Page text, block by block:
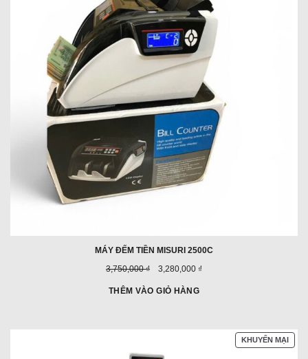
MÁY ĐẾM TIỀN MISURI 2500C
Giá
trước
3,750,000 ₫
Giá
3,280,000 ₫
THÊM VÀO GIỎ HÀNG
KHUYẾN MẠISẢN